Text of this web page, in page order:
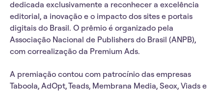
dedicada exclusivamente a reconhecer a excelência
editorial, a inovação e o impacto dos sites e portais
digitais do Brasil. O prêmio é organizado pela
Associação Nacional de Publishers do Brasil (ANPB),
com correalização da Premium Ads.
A premiação contou com patrocínio das empresas
Taboola, AdOpt, Teads, Membrana Media, Seox, Viads e